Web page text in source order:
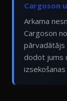
Cargoson
Arkama
Cargoson
pārvadātājs
dodot jums